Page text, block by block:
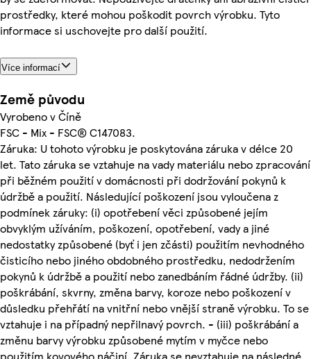
prostředky, které mohou poškodit povrch výrobku. Tyto
informace si uschovejte pro další použití.
Více informací
Země původu
Vyrobeno v Číně
FSC - Mix - FSC® C147083.
Záruka: U tohoto výrobku je poskytována záruka v délce 20
let. Tato záruka se vztahuje na vady materiálu nebo zpracování
při běžném použití v domácnosti při dodržování pokynů k
údržbě a použití. Následující poškození jsou vyloučena z
podmínek záruky: (i) opotřebení věci způsobené jejím
obvyklým užíváním, poškození, opotřebení, vady a jiné
nedostatky způsobené (byť i jen zčásti) použitím nevhodného
čisticího nebo jiného obdobného prostředku, nedodržením
pokynů k údržbě a použití nebo zanedbáním řádné údržby. (ii)
poškrábání, skvrny, změna barvy, koroze nebo poškození v
důsledku přehřátí na vnitřní nebo vnější straně výrobku. To se
vztahuje i na případný nepřilnavý povrch. - (iii) poškrábání a
změnu barvy výrobku způsobené mytím v myčce nebo